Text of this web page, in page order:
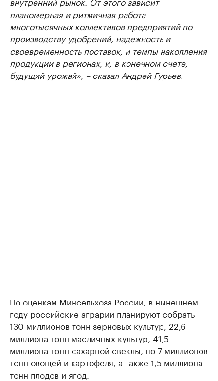
планомерная и ритмичная работа
многотысячных коллективов предприятий по
производству удобрений, надежность и
своевременность поставок, и темпы накопления
продукции в регионах, и, в конечном счете,
будущий урожай», – сказал Андрей Гурьев.
По оценкам Минсельхоза России, в нынешнем
году российские аграрии планируют собрать
130 миллионов тонн зерновых культур, 22,6
миллиона тонн масличных культур, 41,5
миллиона тонн сахарной свеклы, по 7 миллионов
тонн овощей и картофеля, а также 1,5 миллиона
тонн плодов и ягод.